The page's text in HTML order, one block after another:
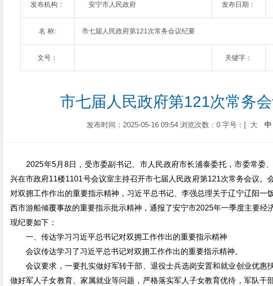
发布机构： 安宁市人民政府 发布日期：
名 称: 市七届人民政府第121次常务会议纪要
文号： 关键字：
市七届人民政府第121次常务
发布时间：2025-05-16 09:54 浏览次数：0 字号：[ 大 中
2025年5月8日，受市委副书记、市人民政府市长浦泰委托，市委常委
兴在市政府11楼1101号会议室主持召开市七届人民政府第121次常务会议。
对双拥工作作出的重要指示精神，习近平总书记、李强总理关于辽宁辽阳一
西市游船倾覆事故的重要指示批示精神，通报了安宁市2025年一季度主要经
现纪要如下：
一、传达学习习近平总书记对双拥工作作出的重要指示精神
会议传达学习了习近平总书记对双拥工作作出的重要指示精神。
会议要求，一要扎实做好军转干部、退役士兵选岗安置和就业创业优惠
做好军人子女教育、家属就业等问题，严格落实军人子女教育优待，军队干